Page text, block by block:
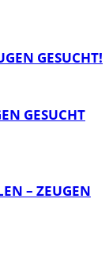
GESUCHT!
GESUCHT
– ZEUGEN